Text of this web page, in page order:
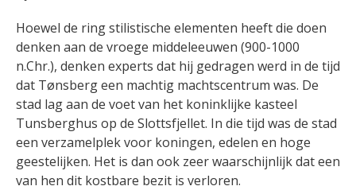
Hoewel de ring stilistische elementen heeft die doen
denken aan de vroege middeleeuwen (900-1000
n.Chr.), denken experts dat hij gedragen werd in de tijd
dat Tønsberg een machtig machtscentrum was. De
stad lag aan de voet van het koninklijke kasteel
Tunsberghus op de Slottsfjellet. In die tijd was de stad
een verzamelplek voor koningen, edelen en hoge
geestelijken. Het is dan ook zeer waarschijnlijk dat een
van hen dit kostbare bezit is verloren.